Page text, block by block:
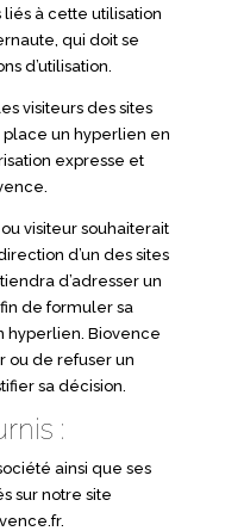
à cette utilisation
qui doit se
d’utilisation.
visiteurs des sites
un hyperlien en
expresse et
visiteur souhaiterait
d’un des sites
d’adresser un
de formuler sa
hyperlien. Biovence
ou de refuser un
sa décision.
:
ainsi que ses
sur notre site